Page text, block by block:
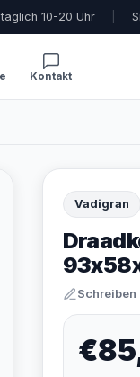
10-20 Uhr
Kontakt
Vadigran